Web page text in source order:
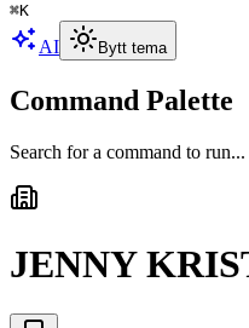
⌘K
AI Bytt tema
Command Palette
Search for a command to run...
JENNY